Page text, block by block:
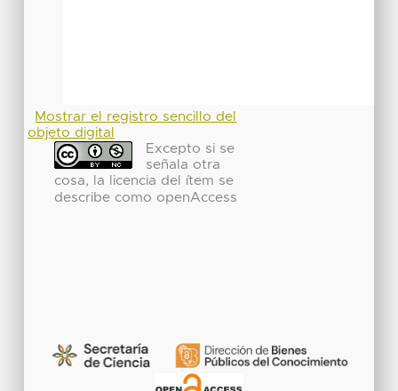
Mostrar el registro sencillo del
objeto digital
Excepto si se
señala otra
cosa, la licencia del ítem se
describe como openAccess